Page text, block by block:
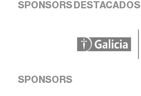
SPONSORS DESTACADOS
SPONSORS